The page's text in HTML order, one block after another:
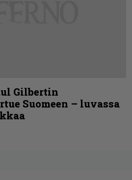
Gilbertin
Suomeen – luvassa